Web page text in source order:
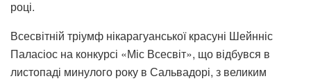
році.
Всесвітній тріумф нікарагуанської красуні Шейнніс
Паласіос на конкурсі «Міс Всесвіт», що відбувся в
листопаді минулого року в Сальвадорі, з великим